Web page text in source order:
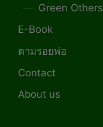
Green Others
E-Book
ตามรอยพ่อ
Contact
About us